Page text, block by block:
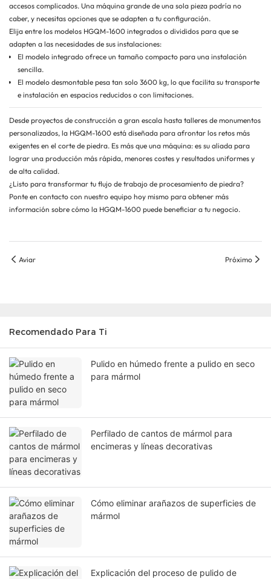
accesos complicados. Una máquina grande de una sola pieza podría no
caber, y necesitas opciones que se adapten a tu configuración.
Elija entre los modelos HGQM-1600 integrados o divididos para que se
adapten a las necesidades de sus instalaciones:
El modelo integrado ofrece un tamaño compacto para una instalación
sencilla.
El modelo desmontable pesa tan solo 3600 kg, lo que facilita su transporte
e instalación en espacios reducidos o con limitaciones.
Desde proyectos de construcción a gran escala hasta talleres de monumentos
personalizados, la HGQM-1600 está diseñada para afrontar los retos más
exigentes en el corte de piedra. Es más que una máquina: es su aliada para
lograr una producción más rápida, menores costes y resultados uniformes y
de alta calidad.
¿Listo para transformar tu flujo de trabajo de procesamiento de piedra?
Ponte en contacto con nuestro equipo hoy mismo para obtener más
información sobre cómo la HGQM-1600 puede beneficiar a tu negocio.
Aviar Próximo
Recomendado Para Ti
Pulido en húmedo frente a pulido en seco
para mármol
Perfilado de cantos de mármol para
encimeras y líneas decorativas
Cómo eliminar arañazos de superficies de
mármol
Explicación del proceso de pulido de